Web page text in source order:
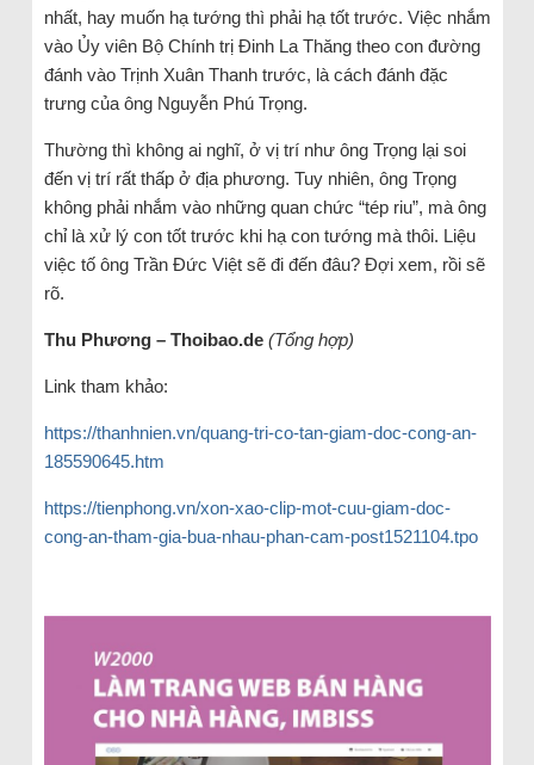
nhất, hay muốn hạ tướng thì phải hạ tốt trước. Việc nhắm
vào Ủy viên Bộ Chính trị Đinh La Thăng theo con đường
đánh vào Trịnh Xuân Thanh trước, là cách đánh đặc
trưng của ông Nguyễn Phú Trọng.
Thường thì không ai nghĩ, ở vị trí như ông Trọng lại soi
đến vị trí rất thấp ở địa phương. Tuy nhiên, ông Trọng
không phải nhắm vào những quan chức “tép riu”, mà ông
chỉ là xử lý con tốt trước khi hạ con tướng mà thôi. Liệu
việc tố ông Trần Đức Việt sẽ đi đến đâu? Đợi xem, rồi sẽ
rõ.
Thu Phương – Thoibao.de(Tổng hợp)
Link tham khảo:
https://thanhnien.vn/quang-tri-co-tan-giam-doc-cong-an-
185590645.htm
https://tienphong.vn/xon-xao-clip-mot-cuu-giam-doc-
cong-an-tham-gia-bua-nhau-phan-cam-post1521104.tpo